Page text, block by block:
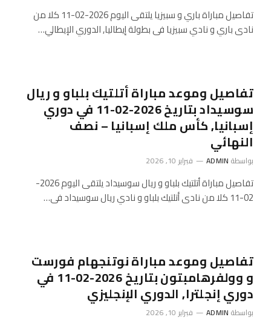
تفاصيل مباراة باري و سبيزيا يلتقى اليوم 2026-02-11 كلا من
نادى باري و نادي سبيزيا فى بطولة إيطاليا, الدوري الإيطالي…
تفاصيل وموعد مباراة أتلتيك بلباو و ريال
سوسيداد بتاريخ 2026-02-11 في دوري
إسبانيا, كأس ملك إسبانيا – نصف
النهائي
بواسطة ADMIN فبراير 10, 2026
تفاصيل مباراة أتلتيك بلباو و ريال سوسيداد يلتقى اليوم 2026-
02-11 كلا من نادى أتلتيك بلباو و نادي ريال سوسيداد فى…
تفاصيل وموعد مباراة نوتنجهام فورست
و وولفرهامبتون بتاريخ 2026-02-11 في
دوري إنجلترا, الدوري الإنجليزي
بواسطة ADMIN فبراير 10, 2026